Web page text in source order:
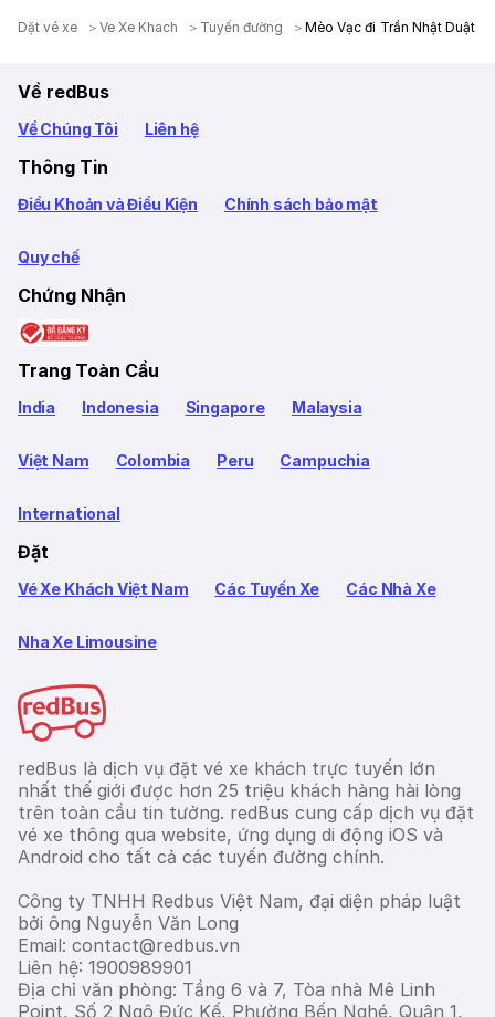
Dặt vé xe Ve Xe Khach Tuyến đường Mèo Vạc đi Trần Nhật Duật
Về redBus
Về Chúng Tôi Liên hệ
Thông Tin
Điều Khoản và Điều Kiện Chính sách bảo mật
Quy chế
Chứng Nhận
Trang Toàn Cầu
India Indonesia Singapore Malaysia
Việt Nam Colombia Peru Campuchia
International
Đặt
Vé Xe Khách Việt Nam Các Tuyến Xe Các Nhà Xe
Nha Xe Limousine
redBus là dịch vụ đặt vé xe khách trực tuyến lớn
nhất thế giới được hơn 25 triệu khách hàng hài lòng
trên toàn cầu tin tưởng. redBus cung cấp dịch vụ đặt
vé xe thông qua website, ứng dụng di động iOS và
Android cho tất cả các tuyến đường chính.
Công ty TNHH Redbus Việt Nam, đại diện pháp luật
bởi ông Nguyễn Văn Long
Email: contact@redbus.vn
Liên hệ: 1900989901
Địa chỉ văn phòng: Tầng 6 và 7, Tòa nhà Mê Linh
Point, Số 2 Ngô Đức Kế, Phường Bến Nghé, Quận 1,